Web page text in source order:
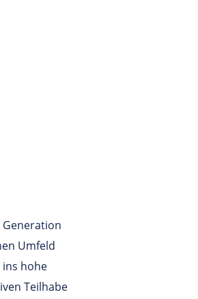
Umfeld
ins hohe
Teilhabe